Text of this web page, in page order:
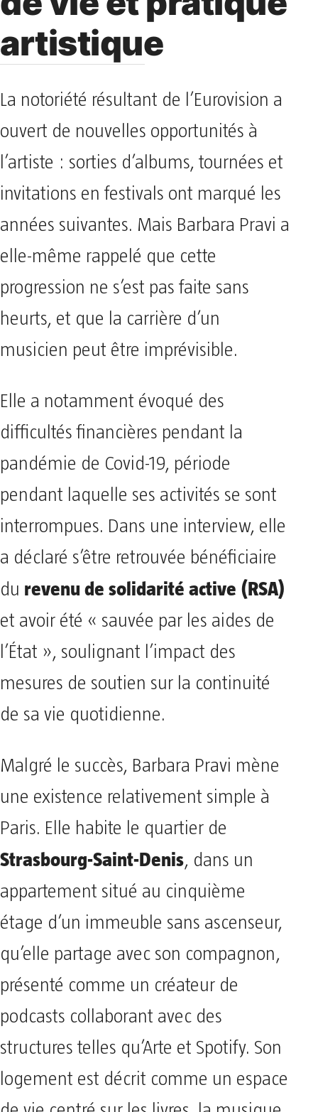
artistique
La notoriété résultant de l’Eurovision a
ouvert de nouvelles opportunités à
l’artiste : sorties d’albums, tournées et
invitations en festivals ont marqué les
années suivantes. Mais Barbara Pravi a
elle-même rappelé que cette
progression ne s’est pas faite sans
heurts, et que la carrière d’un
musicien peut être imprévisible.
Elle a notamment évoqué des
difficultés financières pendant la
pandémie de Covid-19, période
pendant laquelle ses activités se sont
interrompues. Dans une interview, elle
a déclaré s’être retrouvée bénéficiaire
du revenu de solidarité active (RSA)
et avoir été « sauvée par les aides de
l’État », soulignant l’impact des
mesures de soutien sur la continuité
de sa vie quotidienne.
Malgré le succès, Barbara Pravi mène
une existence relativement simple à
Paris. Elle habite le quartier de
Strasbourg-Saint-Denis, dans un
appartement situé au cinquième
étage d’un immeuble sans ascenseur,
qu’elle partage avec son compagnon,
présenté comme un créateur de
podcasts collaborant avec des
structures telles qu’Arte et Spotify. Son
logement est décrit comme un espace